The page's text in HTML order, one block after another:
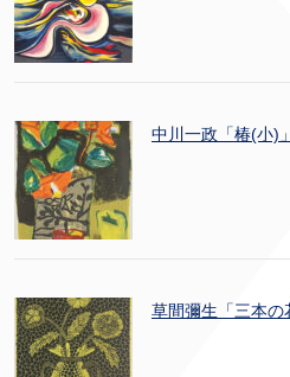
中川一政「椿(小)
草間彌生「三本